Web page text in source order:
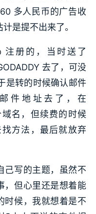
多人民币的广告收
是提不出来了。
注册的，当时送了
去了，可没
是转的时候确认邮件
件地址去了，在
名，但续费的时候
方法，最后就放弃
己写的主题，虽然不
，但心里还是想着能
时候，我就想着是不